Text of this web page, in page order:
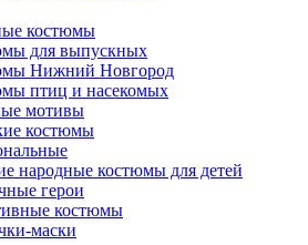
костюмы
для выпускных
Нижний Новгород
птиц и насекомых
мотивы
костюмы
народные костюмы для детей
герои
костюмы
маски